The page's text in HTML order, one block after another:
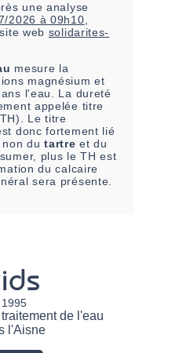
une analyse
2026 à 09h10
web solidarites-
mesure la
magnésium et
l'eau. La dureté
appelée titre
Le titre
donc fortement lié
non dutartre et du
plus le TH est
du calcaire
sera présente.
de l'eau
l'Aisne